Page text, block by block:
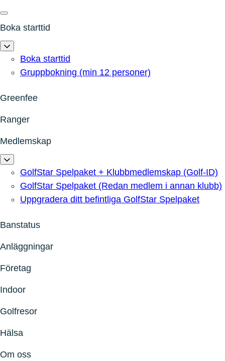
Boka starttid
Boka starttid
Gruppbokning (min 12 personer)
Greenfee
Ranger
Medlemskap
GolfStar Spelpaket + Klubbmedlemskap (Golf-ID)
GolfStar Spelpaket (Redan medlem i annan klubb)
Uppgradera ditt befintliga GolfStar Spelpaket
Banstatus
Anläggningar
Företag
Indoor
Golfresor
Hälsa
Om oss